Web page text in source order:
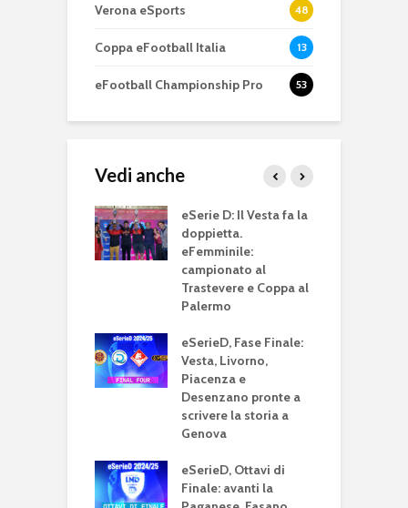
Verona eSports 48
Coppa eFootball Italia 13
eFootball Championship Pro 53
Vedi anche
eSerie D: Il Vesta fa la
doppietta.
eFemminile:
campionato al
Trastevere e Coppa al
Palermo
eSerieD, Fase Finale:
Vesta, Livorno,
Piacenza e
Desenzano pronte a
scrivere la storia a
Genova
eSerieD, Ottavi di
Finale: avanti la